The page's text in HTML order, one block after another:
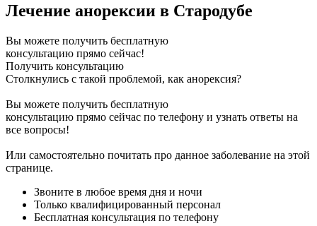
Лечение анорексии в Стародубе
Вы можете получить бесплатную
консультацию прямо сейчас!
Получить консультацию
Столкнулись с такой проблемой, как анорексия?
Вы можете получить бесплатную
консультацию прямо сейчас по телефону и узнать ответы на
все вопросы!
Или самостоятельно почитать про данное заболевание на этой
странице.
Звоните в любое время дня и ночи
Только квалифицированный персонал
Бесплатная консультация по телефону